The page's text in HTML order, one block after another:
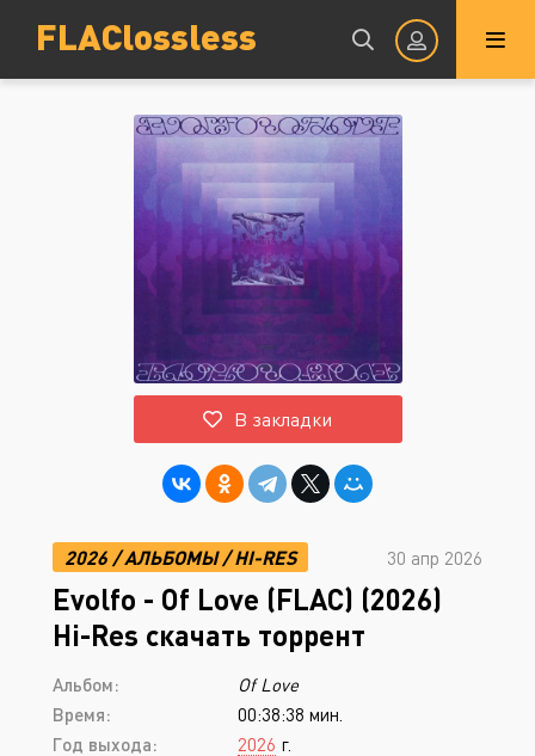
FLAClossless
Авторизация
ВОЙТИ НА САЙТ
Восстановить пароль
Или войти через
В закладки
2026 /АЛЬБОМЫ/HI-RES 30 апр 2026
Evolfo - Of Love (FLAC) (2026)
Hi-Res скачать торрент
Альбом:
Of Love
Время:
00:38:38 мин.
Год выхода:
2026 г.